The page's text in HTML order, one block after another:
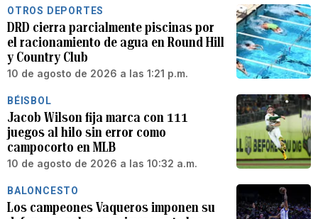
OTROS DEPORTES
DRD cierra parcialmente piscinas por
el racionamiento de agua en Round Hill
y Country Club
10 de agosto de 2026 a las 1:21 p.m.
BÉISBOL
Jacob Wilson fija marca con 111
juegos al hilo sin error como
campocorto en MLB
10 de agosto de 2026 a las 10:32 a.m.
BALONCESTO
Los campeones Vaqueros imponen su